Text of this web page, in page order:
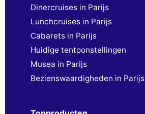
Dinercruises in Parijs
Lunchcruises in Parijs
Cabarets in Parijs
Huidige tentoonstellingen
Musea in Parijs
Bezienswaardigheden in Parijs